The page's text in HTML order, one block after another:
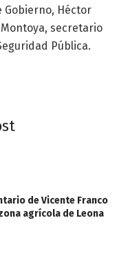
Gobierno, Héctor
Montoya, secretario
Pública.
de Vicente Franco
agrícola de Leona